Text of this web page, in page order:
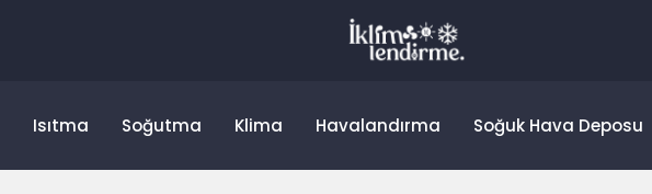
Isıtma Soğutma Klima Havalandırma Soğuk Hava Deposu